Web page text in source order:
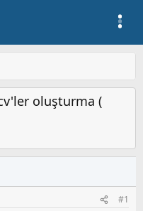
oluşturma (
#1